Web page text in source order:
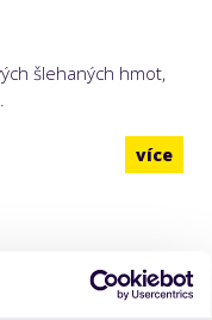
šlehaných hmot,
více
krémem,